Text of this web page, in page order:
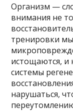
Организм —
внимания не
тренировки
истощаются, и
системы
нарушаться,